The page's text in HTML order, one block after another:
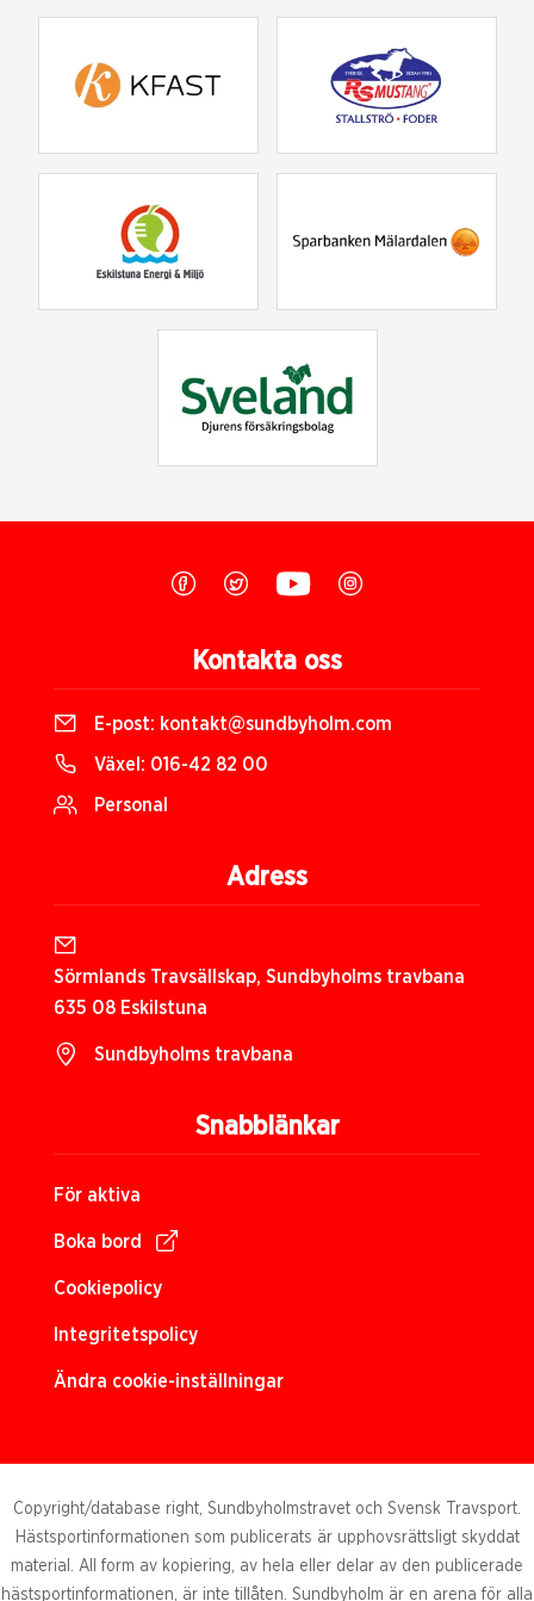
Snabblänkar
För aktiva
Boka bord
Cookiepolicy
Integritetspolicy
Ändra cookie-inställningar
Kontakta oss
E-post: kontakt@sundbyholm.com
Växel: 016-42 82 00
Personal
Adress
Sörmlands Travsällskap, Sundbyholms travbana
635 08 Eskilstuna
Sundbyholms travbana
Copyright/database right, Sundbyholmstravet och Svensk Travsport.
Hästsportinformationen som publicerats är upphovsrättsligt skyddat
material. All form av kopiering, av hela eller delar av den publicerade
hästsportinformationen, är inte tillåten. Sundbyholm är en arena för alla